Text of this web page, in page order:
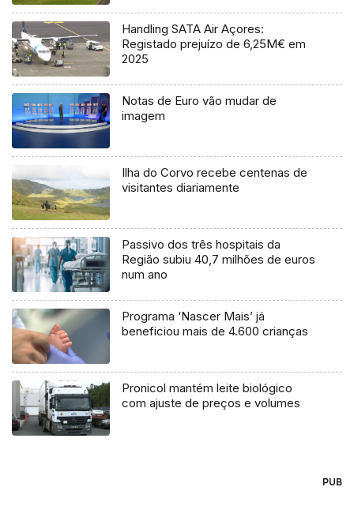
Handling SATA Air Açores:
Registado prejuízo de 6,25M€ em
2025
Notas de Euro vão mudar de
imagem
Ilha do Corvo recebe centenas de
visitantes diariamente
Passivo dos três hospitais da
Região subiu 40,7 milhões de euros
num ano
Programa ‘Nascer Mais’ já
beneficiou mais de 4.600 crianças
Pronicol mantém leite biológico
com ajuste de preços e volumes
PUB